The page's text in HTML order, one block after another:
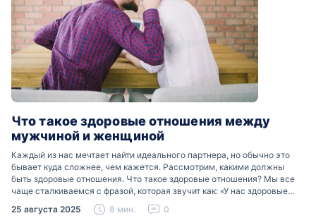
Что такое здоровые отношения между
мужчиной и женщиной
Каждый из нас мечтает найти идеального партнера, но обычно это
бывает куда сложнее, чем кажется. Рассмотрим, какими должны
быть здоровые отношения. Что такое здоровые отношения? Мы все
чаще сталкиваемся с фразой, которая звучит как: «У нас здоровые
отношения». Что именно подразумевается…
25 августа 2025 8 мин. 0